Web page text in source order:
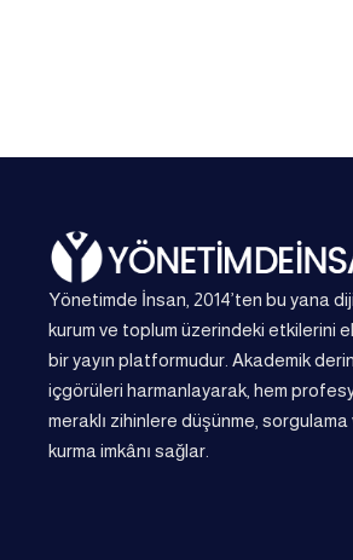
Yönetimde İnsan, 2014’ten bu yana
kurum ve toplum üzerindeki etkilerini
bir yayın platformudur. Akademik
içgörüleri harmanlayarak, hem
meraklı zihinlere düşünme, sorgulama
kurma imkânı sağlar.